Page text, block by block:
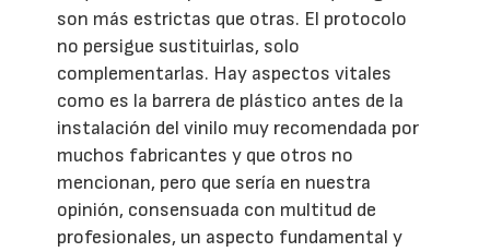
son más estrictas que otras. El protocolo
no persigue sustituirlas, solo
complementarlas. Hay aspectos vitales
como es la barrera de plástico antes de la
instalación del vinilo muy recomendada por
muchos fabricantes y que otros no
mencionan, pero que sería en nuestra
opinión, consensuada con multitud de
profesionales, un aspecto fundamental y